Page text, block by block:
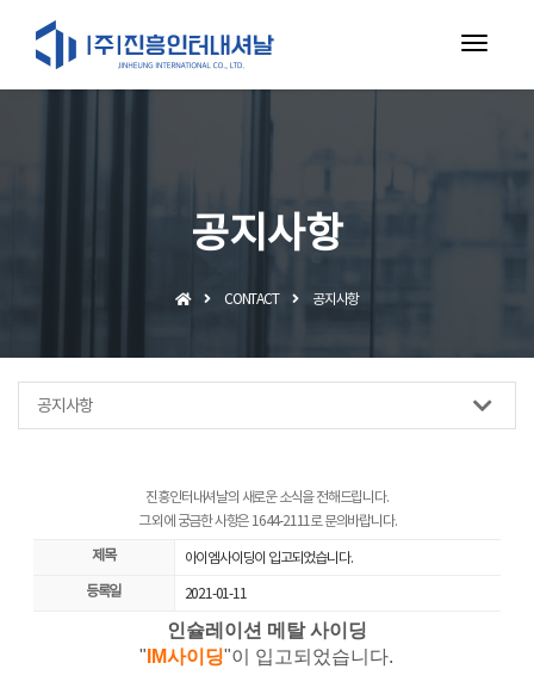
공지사항
CONTACT 공지사항
공지사항
진흥인터내셔날의 새로운 소식을 전해드립니다.
그 외에 궁금한 사항은 1644-2111로 문의바랍니다.
제목 아이엠사이딩이 입고되었습니다.
등록일 2021-01-11
인슐레이션 메탈 사이딩
" IM사이딩"이 입고되었습니다.